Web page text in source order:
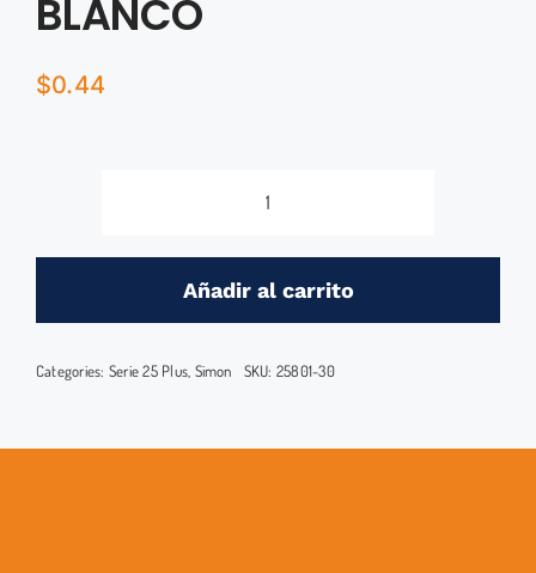
BLANCO
$0.44
TAPON
CABLE
Añadir al carrito
Categories: Serie 25 Plus Simon SKU: 25801-30